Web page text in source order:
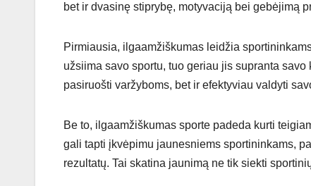
bet ir dvasinę stiprybę, motyvaciją bei gebėjimą
Pirmiausia, ilgaamžiškumas leidžia
užsiima savo sportu, tuo geriau jis supranta
pasiruošti varžyboms, bet ir efektyviau valdyti
Be to, ilgaamžiškumas sporte padeda kurti
gali tapti įkvėpimu jaunesniems sportininkams,
rezultatų. Tai skatina jaunimą ne tik siekti